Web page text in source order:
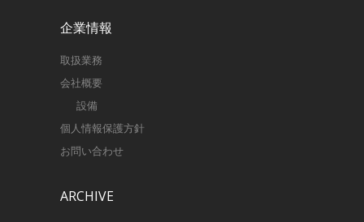
企業情報
取扱業務
会社概要
設備
個人情報保護方針
お問い合わせ
ARCHIVE